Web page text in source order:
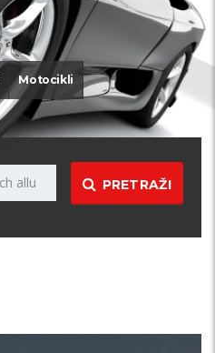
Motocikli
PRETRAŽI